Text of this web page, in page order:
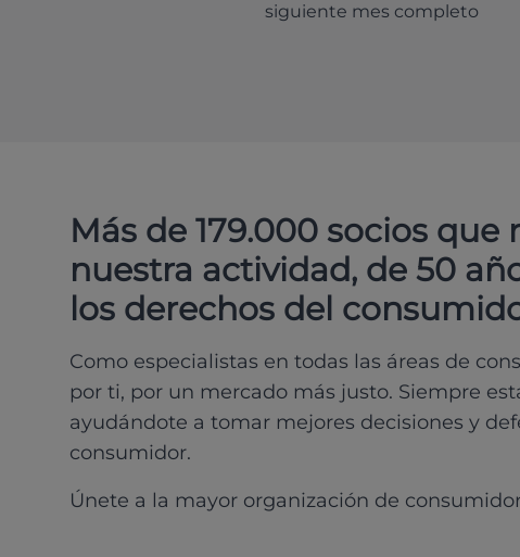
siguiente mes completo
Más de 179.000 socios que
nuestra actividad, de 50
los derechos del
Como especialistas en todas las áreas de
por ti, por un mercado más justo. Siempre
ayudándote a tomar mejores decisiones y
consumidor.
Únete a la mayor organización de